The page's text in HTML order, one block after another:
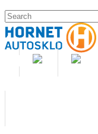
Skip
to
main
content
Close
Search